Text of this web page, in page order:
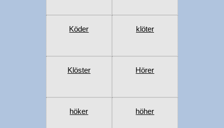
Köder klöter
Klöster Hörer
höker höher